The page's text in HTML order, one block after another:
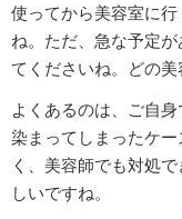
使ってから美容室に
ね。ただ、急な予定
てくださいね。どの美
よくあるのは、ご自
染まってしまったケ
く、美容師でも対処
しいですね。